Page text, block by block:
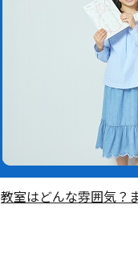
教室はどんな雰囲気？